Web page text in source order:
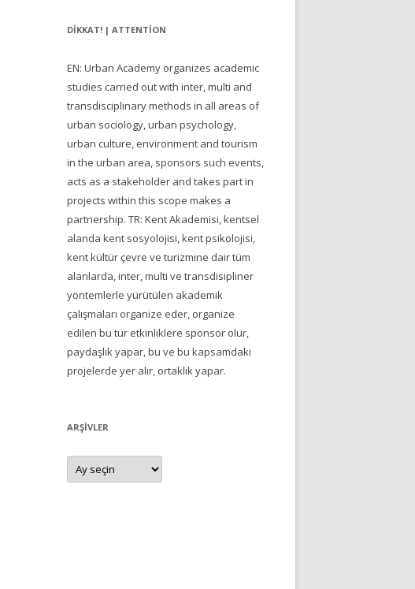
DIKKAT! | ATTENTION
EN: Urban Academy organizes academic
studies carried out with inter, multi and
transdisciplinary methods in all areas of
urban sociology, urban psychology,
urban culture, environment and tourism
in the urban area, sponsors such events,
acts as a stakeholder and takes part in
projects within this scope makes a
partnership. TR: Kent Akademisi, kentsel
alanda kent sosyolojisi, kent psikolojisi,
kent kültür çevre ve turizmine dair tüm
alanlarda, inter, multi ve transdisipliner
yöntemlerle yürütülen akademik
çalışmaları organize eder, organize
edilen bu tür etkinliklere sponsor olur,
paydaşlık yapar, bu ve bu kapsamdaki
projelerde yer alır, ortaklık yapar.
ARŞIVLER
Arşivler